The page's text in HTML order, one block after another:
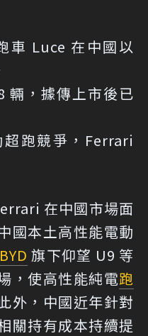
車 Luce 在中國以
輛，據傳上市後已
跑競爭，Ferrari
在中國市場面
國本土高性能電動
BYD 旗下仰望 U9 等
，使高性能純電跑
外，中國近年針對
關持有成本持續提